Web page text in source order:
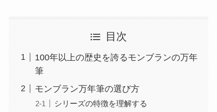
目次
100年以上の歴史を誇るモンブランの万年
筆
モンブラン万年筆の選び方
シリーズの特徴を理解する